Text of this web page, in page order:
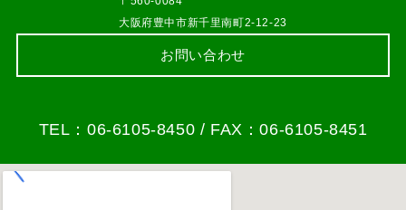
大阪府豊中市新千里南町2-12-23
お問い合わせ
TEL：06-6105-8450 / FAX：06-6105-8451